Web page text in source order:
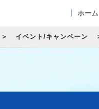
ホーム
イベント/キャンペーン